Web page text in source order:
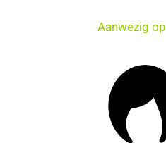
Aanwezig op